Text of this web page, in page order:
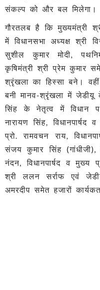
संकल्प को और बल मिलेगा।
गौरतलब है कि मुख्यमंत्री
में विधानसभा अध्यक्ष श्री
सुशील कुमार मोदी,
कृषिमंत्री श्री प्रेम कुमार
श्रृंखला का हिस्सा बने।
बनी मानव-श्रृंखला में जेडीयू
सिंह के नेतृत्व में विधान
नारायण सिंह, विधानपार्षद
प्रो. रामवचन राय,
संजय कुमार सिंह (गांधीजी),
नंदन, विधानपार्षद व मुख्य
श्री ललन सर्राफ एवं
अमरदीप समेत हजारों